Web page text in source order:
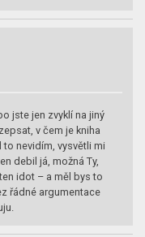
jste jen zvyklí na jiný
v čem je kniha
nevidím, vysvětli mi
debil já, možná Ty,
idot – a měl bys to
řádné argumentace